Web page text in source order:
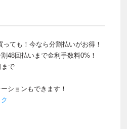
ても！今なら分割払いがお得！
48回払いまで金利手数料0%！
まで
ションもできます！